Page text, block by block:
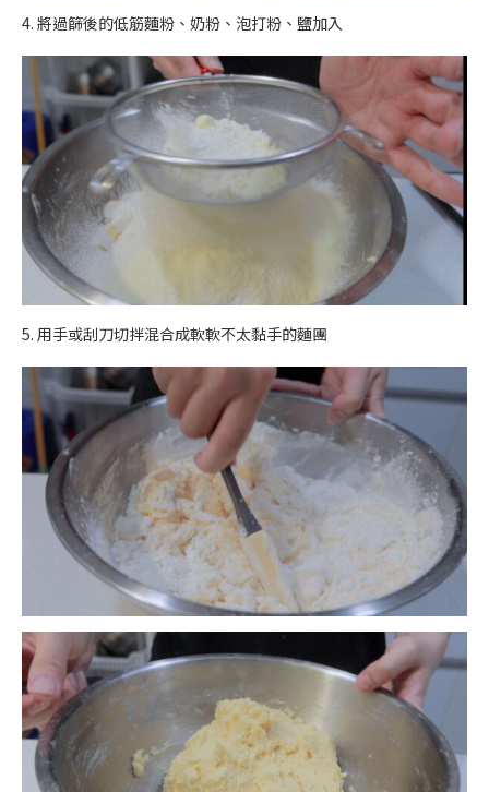
4. 將過篩後的低筋麵粉、奶粉、泡打粉、鹽加入
5. 用手或刮刀切拌混合成軟軟不太黏手的麵團